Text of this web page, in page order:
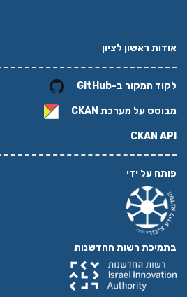
אודות ראשון לציון
לקוד המקור ב-GitHub
מבוסס על מערכת CKAN
CKAN API
פותח על ידי
בתמיכת רשות החדשנות